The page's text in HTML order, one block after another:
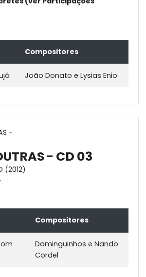
Compositores
João Donato e Lysias Enio
- CD 03
(2012)
Compositores
Dominguinhos e Nando
Cordel